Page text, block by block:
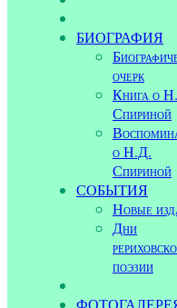
БИОГРАФИЯ
очерк
Книга о
Спириной
о Н.Д.
Спириной
СОБЫТИЯ
Новые
Дни
поэзии